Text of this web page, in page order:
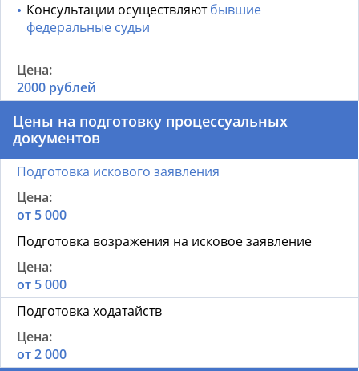
Консультации осуществляютбывшие
федеральные судьи
2000 рублей
Цены на подготовку процессуальных
документов
Подготовка искового заявления
от 5 000
Подготовка возражения на исковое заявление
от 5 000
Подготовка ходатайств
от 2 000